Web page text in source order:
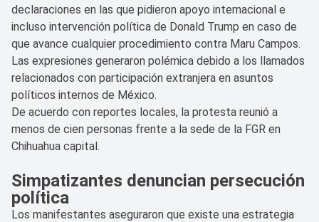
declaraciones en las que pidieron apoyo internacional e
incluso intervención política de Donald Trump en caso de
que avance cualquier procedimiento contra Maru Campos.
Las expresiones generaron polémica debido a los llamados
relacionados con participación extranjera en asuntos
políticos internos de México.
De acuerdo con reportes locales, la protesta reunió a
menos de cien personas frente a la sede de la FGR en
Chihuahua capital.
Simpatizantes denuncian persecución
política
Los manifestantes aseguraron que existe una estrategia